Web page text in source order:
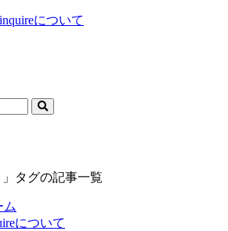
inquireについて
」タグの記事一覧
ム
について